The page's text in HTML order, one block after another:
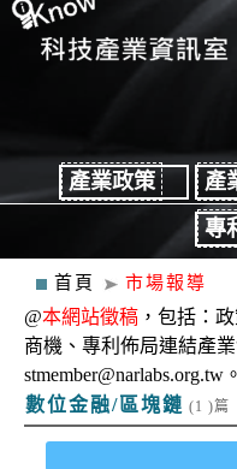
產業政策 產
專
首頁 市場報導
@本網站徵稿 ，包括：
商機、專利佈局連結產
stmember@narlabs.org.tw。
數位金融/區塊鏈 (1 )篇